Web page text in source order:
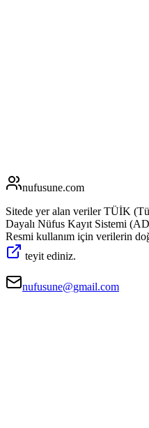
nufusune.com
Sitede yer alan veriler TÜİK
Dayalı Nüfus Kayıt Sistemi
Resmi kullanım için verilerin
teyit ediniz.
nufusune@gmail.com